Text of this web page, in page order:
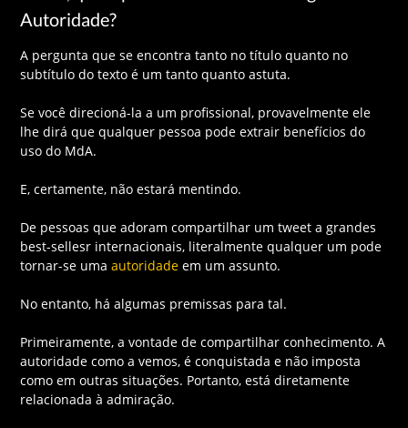
Autoridade?
A pergunta que se encontra tanto no título quanto no
subtítulo do texto é um tanto quanto astuta.
Se você direcioná-la a um profissional, provavelmente ele
lhe dirá que qualquer pessoa pode extrair benefícios do
uso do MdA.
E, certamente, não estará mentindo.
De pessoas que adoram compartilhar um tweet a grandes
best-sellesr internacionais, literalmente qualquer um pode
tornar-se umaautoridade em um assunto.
No entanto, há algumas premissas para tal.
Primeiramente, a vontade de compartilhar conhecimento. A
autoridade como a vemos, é conquistada e não imposta
como em outras situações. Portanto, está diretamente
relacionada à admiração.